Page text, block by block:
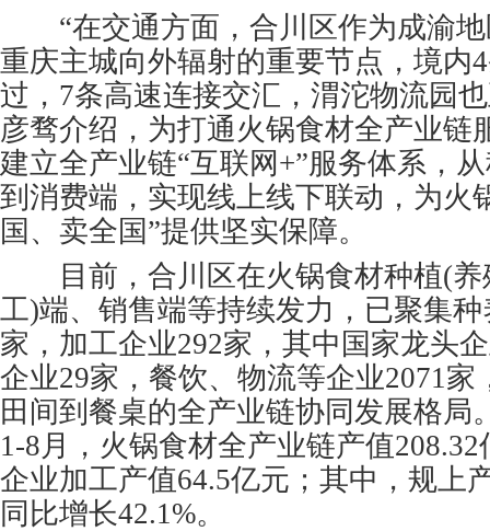
“在交通方面，合川区作为成渝地
重庆主城向外辐射的重要节点，境内
过，7条高速连接交汇，渭沱物流园
彦骛介绍，为打通火锅食材全产业链
建立全产业链“互联网+”服务体系，
到消费端，实现线上线下联动，为火
国、卖全国”提供坚实保障。
目前，合川区在火锅食材种植(养
工)端、销售端等持续发力，已聚集种
家，加工企业292家，其中国家龙头
企业29家，餐饮、物流等企业2071家
田间到餐桌的全产业链协同发展格局
1-8月，火锅食材全产业链产值
企业加工产值64.5亿元；其中，规上
同比增长42.1%。